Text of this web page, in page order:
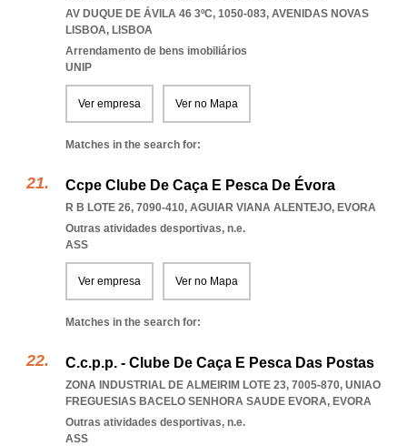
AV DUQUE DE ÁVILA 46 3ºC, 1050-083, AVENIDAS NOVAS
LISBOA, LISBOA
Arrendamento de bens imobiliários
UNIP
Ver empresa Ver no Mapa
Matches in the search for:
Ccpe Clube De Caça E Pesca De Évora
R B LOTE 26, 7090-410, AGUIAR VIANA ALENTEJO, EVORA
Outras atividades desportivas, n.e.
ASS
Ver empresa Ver no Mapa
Matches in the search for:
C.c.p.p. - Clube De Caça E Pesca Das Postas
ZONA INDUSTRIAL DE ALMEIRIM LOTE 23, 7005-870, UNIAO
FREGUESIAS BACELO SENHORA SAUDE EVORA, EVORA
Outras atividades desportivas, n.e.
ASS